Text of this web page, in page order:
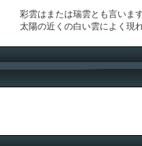
彩雲はまたは瑞雲とも言いま
太陽の近くの白い雲によく現